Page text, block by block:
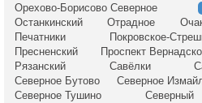
Орехово-Борисово Северное
Останкинский Отрадное
Печатники
Покровское-
Пресненский
Проспект
Рязанский
Савёлки
Северное Бутово
Северное
Северное Тушино
Северный